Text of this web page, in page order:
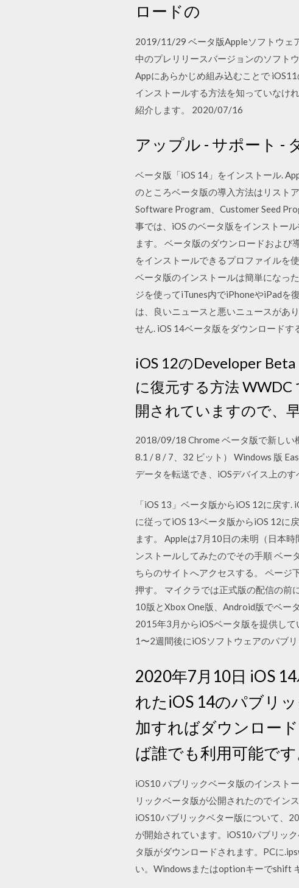
ロードの
2019/11/29 ベータ版Appleソフトウェ
中のプレリリースバージョンのソフト
Appにあらかじめ組み込むことで
インストールする方法を知っていなけ
紹介します。 2020/07/16
アップル - サポート -
ベータ版「iOS 14」をインストール.
のところベータ版の導入方法はリスト
Software Program、Customer Seed
事では、iOS のベータ版をインストー
ます。 ベータ版のダウンロードおよび
をインストールできるプロファイルを
ベータ版のインストールは簡単になっ
ジを使ってiTunes内でiPhoneやiPadを
は、良いニュースと悪いニュースがあ
せん. iOS 14ベータ版をダウンロードす
iOS 12のDeveloper
に復元する方法
開されていますので、
2018/09/18 Chrome ベータ版で新しい
8.1 / 8 / 7、32 ビット） Windows 版
データを転送でき、iOSデバイス上の
「iOS 13」ベータ版からiOS 12に戻
に従ってiOS 13ベータ版からiOS 12に
ます。 Appleは7月10日の未明（日本
ンストールしてみたのでその手順 ベー
ちらのサイトへアクセスする。 ページ
押す。 マイクラでは正式版の配信の前
10版とXbox One版、Android版でベー
2015年3月からiOSベータ版を提供し
1〜2週間後にiOSソフトウェアのパブ
2020年7月10日 iOS
れたiOS 14のパブリ
加すればダウンロー
ば誰でも利用可能で
iOS10 パブリックベータ版のインスト
リックベータ版が公開されたのでイン
iOS10パブリックベター版について、
が開始されています。iOS10パブリッ
タ版がダウンロードされます。PCに
い。Windowsまたはoptionキーでshift